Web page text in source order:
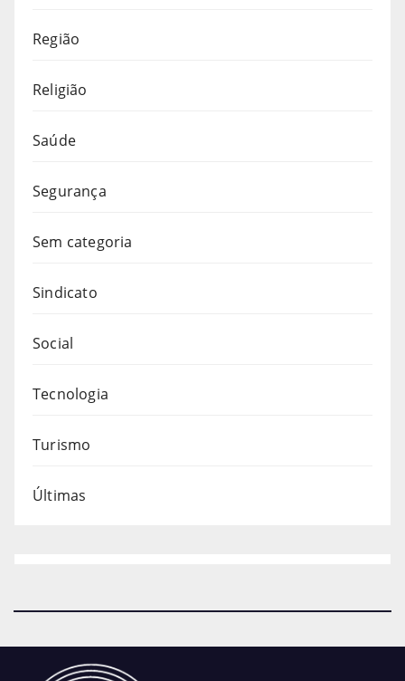
Região
Religião
Saúde
Segurança
Sem categoria
Sindicato
Social
Tecnologia
Turismo
Últimas